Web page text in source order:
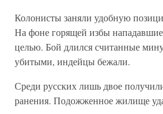
Колонисты заняли удобную
На фоне горящей избы нападавшие
целью. Бой длился считанные
убитыми, индейцы бежали.
Среди русских лишь двое
ранения. Подожженное жилище